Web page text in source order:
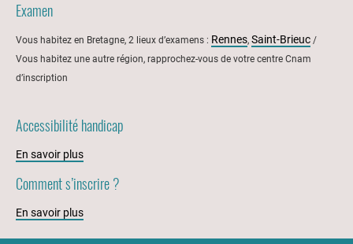
Examen
Vous habitez en Bretagne, 2 lieux d’examens : Rennes, Saint-Brieuc /
Vous habitez une autre région, rapprochez-vous de votre centre Cnam
d’inscription
Accessibilité handicap
En savoir plus
Comment s’inscrire ?
En savoir plus